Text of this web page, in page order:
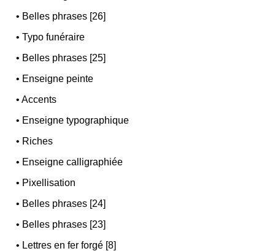
• Belles phrases [26]
•Typo funéraire
• Belles phrases [25]
• Enseigne peinte
•Accents
• Enseigne typographique
• Riches
• Enseigne calligraphiée
• Pixellisation
• Belles phrases [24]
• Belles phrases [23]
• Lettres en fer forgé [8]